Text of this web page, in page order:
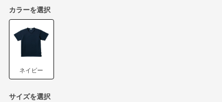
カラーを選択
ネイビー
サイズを選択